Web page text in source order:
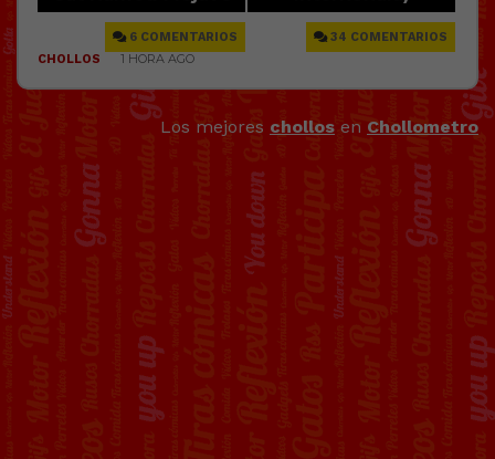
Los mejores chollos en Chollometro